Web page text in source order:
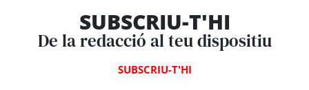
SUBSCRIU-T'HI
De la redacció al teu dispositiu
SUBSCRIU-T'HI